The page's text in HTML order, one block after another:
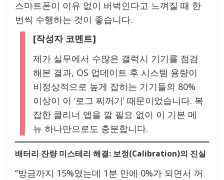
스마트폰이 이유 없이 버벅인다고 느껴질 때 한
번씩 수행하는 것이 좋습니다.
[작성자 코멘트]
제가 실무에서 수많은 갤럭시 기기를 점검
해본 결과, OS 업데이트 후 시스템 용량이
비정상적으로 높게 잡히는 기기들의 80%
이상이 이 ‘로그 찌꺼기’ 때문이었습니다. 복
잡한 클리너 앱을 깔 필요 없이 이 기본 메
뉴 하나만으로도 충분합니다.
배터리 잔량 미스테리 해결: 보정(Calibration)의 진실
“방금까지 15%였는데 1분 만에 0%가 되면서 꺼